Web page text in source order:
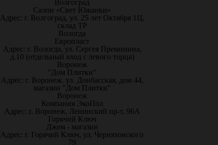
Волгоград
Салон «Свет Южанки»
Адрес: г. Волгоград, ул. 25 лет Октября 1Ц,
склад ТР
Вологда
Европласт
Адрес: г. Вологда, ул. Сергея Преминина,
д.10 (отдельный вход с левого торца)
Воронеж
"Дом Плитки"
Адрес: г. Воронеж. ул. Донбасская, дом 44,
магазин "Дом Плитки"
Воронеж
Компания ЭкоПол
Адрес: г. Воронеж, Ленинский пр-т, 96А
Горячий Ключ
Джем - магазин
Адрес: г. Горячий Ключ, ул. Черняховского
79